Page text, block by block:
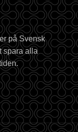
på Svensk
spara alla